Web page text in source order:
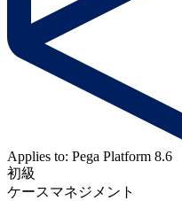
Applies to: Pega Platform 8.6
初級
ケースマネジメント